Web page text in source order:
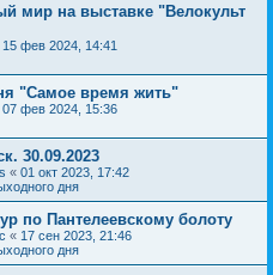
мир на выставке "Велокульт
15 фев 2024, 14:41
"Самое время жить"
07 фев 2024, 15:36
30.09.2023
« 01 окт 2023, 17:42
дня
по Пантелеевскому болоту
« 17 сен 2023, 21:46
дня